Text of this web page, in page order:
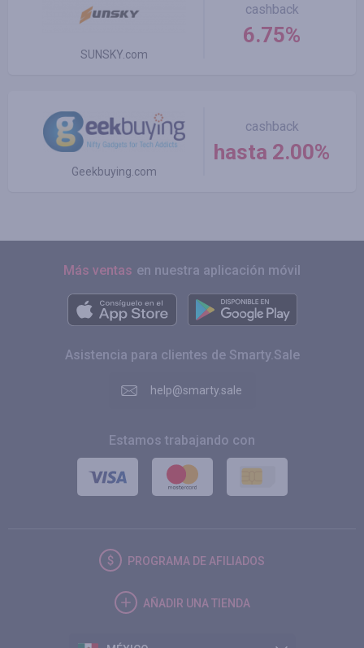
SUNSKY.com
cashback
6.75%
Geekbuying.com
cashback
hasta 2.00%
Más ventas en nuestra aplicación móvil
Asistencia para clientes de Smarty.Sale
help@smarty.sale
Estamos trabajando con
PROGRAMA DE AFILIADOS
AÑADIR UNA TIENDA